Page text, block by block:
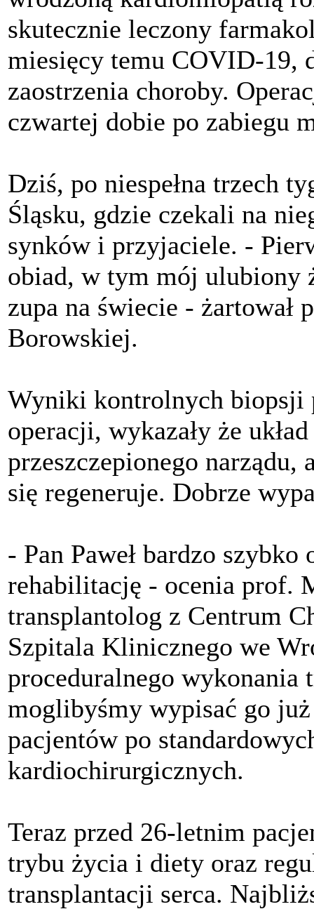
skutecznie leczony
miesięcy temu COVID-19,
zaostrzenia choroby.
czwartej dobie po zabiegu
Dziś, po niespełna trzech
Śląsku, gdzie czekali na
synków i przyjaciele. -
obiad, w tym mój ulubiony
zupa na świecie - żartował
Borowskiej.
Wyniki kontrolnych biopsji
operacji, wykazały że
przeszczepionego narządu,
się regeneruje. Dobrze
- Pan Paweł bardzo szybko
rehabilitację - ocenia prof.
transplantolog z Centrum
Szpitala Klinicznego we
proceduralnego wykonania
moglibyśmy wypisać go
pacjentów po
kardiochirurgicznych.
Teraz przed 26-letnim
trybu życia i diety oraz
transplantacji serca.